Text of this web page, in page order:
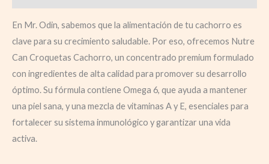
En Mr. Odin, sabemos que la alimentación de tu cachorro es
clave para su crecimiento saludable. Por eso, ofrecemos Nutre
Can Croquetas Cachorro, un concentrado premium formulado
con ingredientes de alta calidad para promover su desarrollo
óptimo. Su fórmula contiene Omega 6, que ayuda a mantener
una piel sana, y una mezcla de vitaminas A y E, esenciales para
fortalecer su sistema inmunológico y garantizar una vida
activa.